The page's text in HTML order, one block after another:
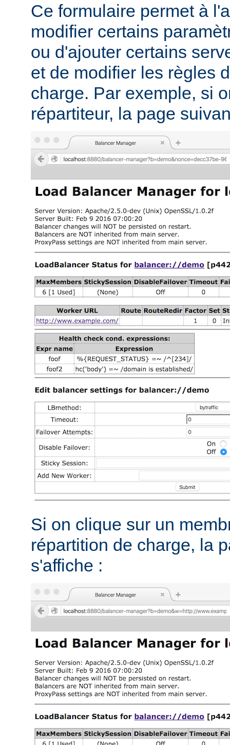
Ce formulaire permet à
modifier certains
ou d'ajouter certains
et de modifier les règles
charge. Par exemple, si
répartiteur, la page
Si on clique sur un
répartition de charge, la
s'affiche :